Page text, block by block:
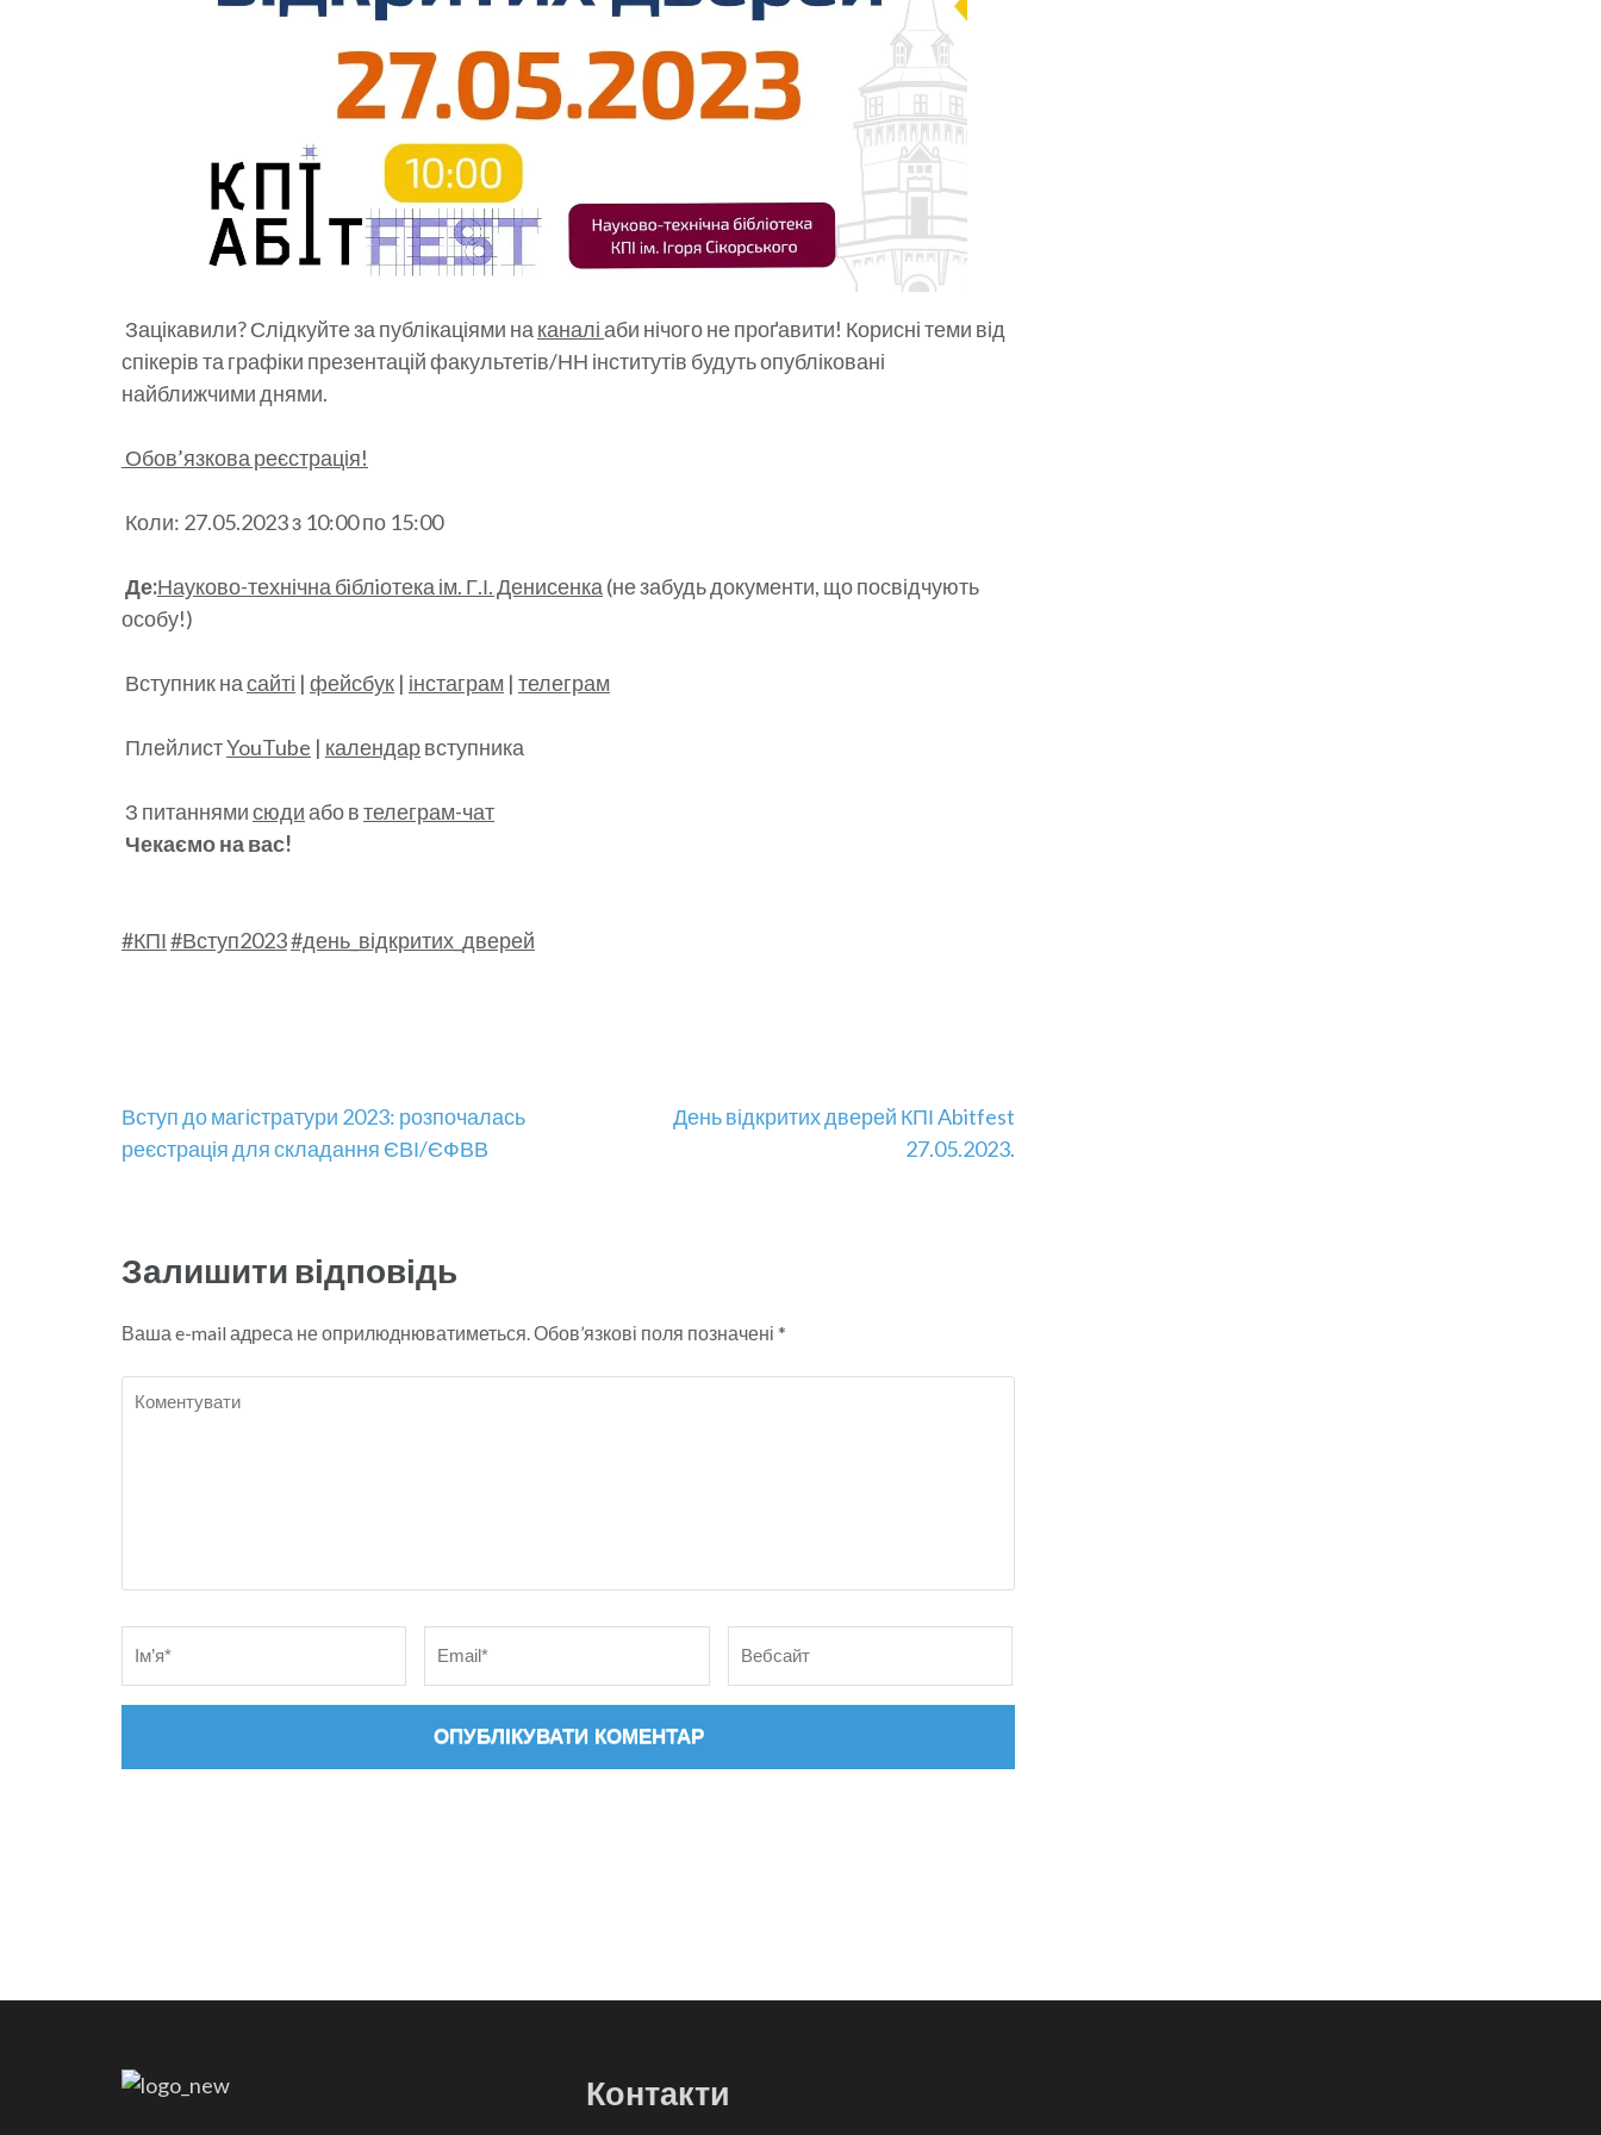
Зацікавили? Слідкуйте за публікаціями на каналіаби нічого не проґавити! Корисні теми від
спікерів та графіки презентацій факультетів/НН інститутів будуть опубліковані
найближчими днями.
Обов’язкова реєстрація!
Коли: 27.05.2023 з 10:00 по 15:00
Де:Науково-технічна бiблiотека ім. Г.І. Денисенка (не забудь документи, що посвідчують
особу!)
Вступник насайті | фейсбук | інстаграм | телеграм
ПлейлистYouTube | календарвступника
З питаннямисюдиабо втелеграм-чат
Чекаємо на вас!
#КПІ#Вступ2023#день_відкритих_дверей
Навігація
записів
Вступ до магістратури 2023: розпочалась
реєстрація для складання ЄВІ/ЄФВВ
День відкритих дверей КПІ Abitfest
27.05.2023.
Залишити відповідь
Ваша e-mail адреса не оприлюднюватиметься.Обов’язкові поля позначені *
адреса
Контакти